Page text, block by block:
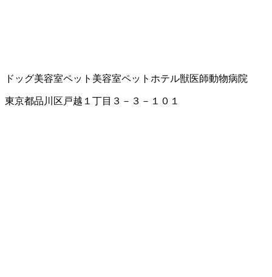
ドッグ美容室ペット美容室ペットホテル獣医師動物病院
東京都品川区戸越１丁目３－３－１０１